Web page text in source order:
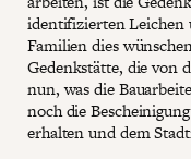
identifizierten Leichen
Familien dies
Gedenkstätte, die von
nun, was die
noch die
erhalten und dem